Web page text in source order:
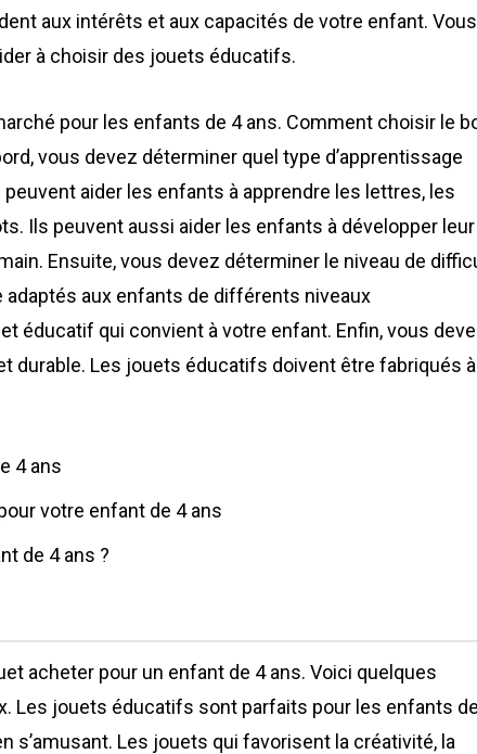
aux intérêts et aux capacités de votre enfant. Vous
à choisir des jouets éducatifs.
pour les enfants de 4 ans. Comment choisir le
vous devez déterminer quel type d’apprentissage
aider les enfants à apprendre les lettres, les
Ils peuvent aussi aider les enfants à développer leur
Ensuite, vous devez déterminer le niveau de
aux enfants de différents niveaux
éducatif qui convient à votre enfant. Enfin, vous
durable. Les jouets éducatifs doivent être fabriqués à
4 ans
votre enfant de 4 ans
de 4 ans ?
acheter pour un enfant de 4 ans. Voici quelques
Les jouets éducatifs sont parfaits pour les enfants
s’amusant. Les jouets qui favorisent la créativité, la